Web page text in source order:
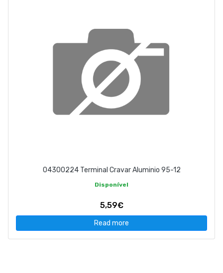
04300224 Terminal Cravar Aluminio 95-12
Disponível
5,59€
Read more